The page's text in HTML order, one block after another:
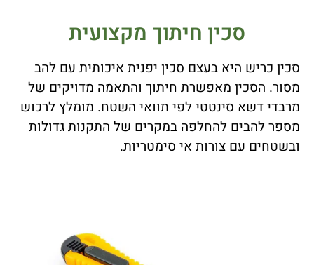
סכין חיתוך מקצועית
סכין כריש היא בעצם סכין יפנית איכותית עם להב
מסור. הסכין מאפשרת חיתוך והתאמה מדויקים של
מרבדי דשא סינטטי לפי תוואי השטח. מומלץ לרכוש
מספר להבים להחלפה במקרים של התקנות גדולות
ובשטחים עם צורות אי סימטריות.